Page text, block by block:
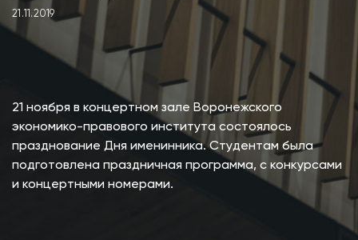
21.11.2019
21 ноября в концертном зале Воронежского
экономико-правового института состоялось
празднование Дня именинника. Студентам была
подготовлена праздничная программа, с конкурсами
и концертными номерами.